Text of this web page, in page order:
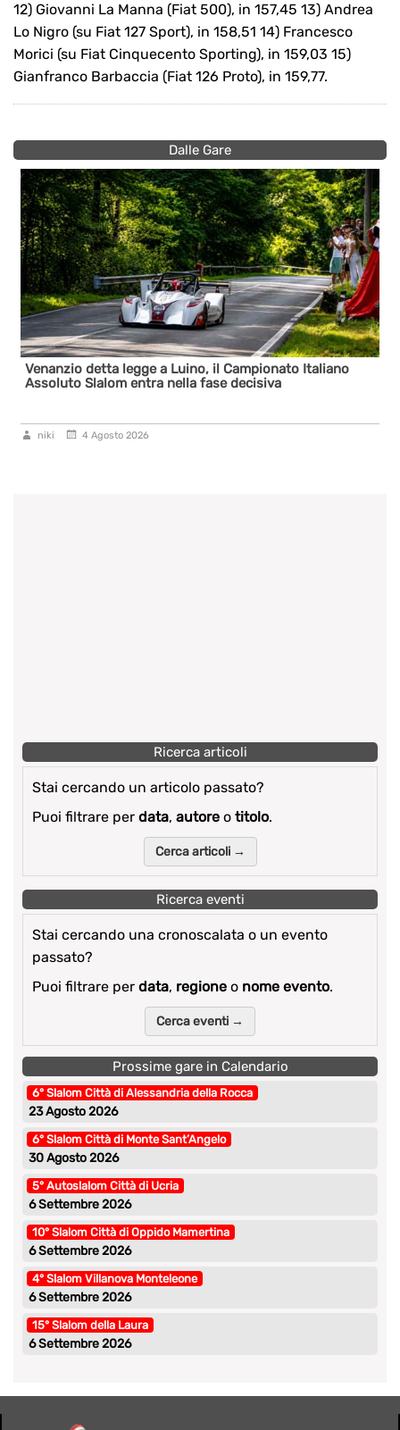
12) Giovanni La Manna (Fiat 500), in 157,45 13) Andrea
Lo Nigro (su Fiat 127 Sport), in 158,51 14) Francesco
Morici (su Fiat Cinquecento Sporting), in 159,03 15)
Gianfranco Barbaccia (Fiat 126 Proto), in 159,77.
Dalle Gare
Italiano
Presentazione Slalom Santopadre 2026
niki
Ricerca articoli
Stai cercando un articolo passato?
Puoi filtrare per data, autore o titolo.
Cerca articoli →
Ricerca eventi
Stai cercando una cronoscalata o un evento
passato?
Puoi filtrare per data, regione o nome evento.
Cerca eventi →
Prossime gare in Calendario
6° Slalom Città di Alessandria della Rocca
23 Agosto 2026
6° Slalom Città di Monte Sant’Angelo
30 Agosto 2026
5° Autoslalom Città di Ucria
6 Settembre 2026
10° Slalom Città di Oppido Mamertina
6 Settembre 2026
4° Slalom Villanova Monteleone
6 Settembre 2026
15° Slalom della Laura
6 Settembre 2026